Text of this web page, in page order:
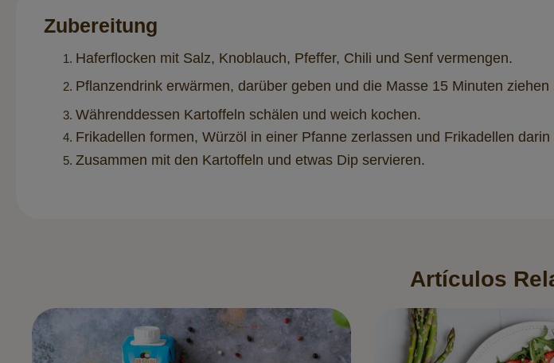
Zubereitung
Haferflocken mit Salz, Knoblauch, Pfeffer, Chili und Senf vermengen.
Pflanzendrink erwärmen, darüber geben und die Masse 15 Minuten ziehen
Währenddessen Kartoffeln schälen und weich kochen.
Frikadellen formen, Würzöl in einer Pfanne zerlassen und Frikadellen
Zusammen mit den Kartoffeln und etwas Dip servieren.
Artículos